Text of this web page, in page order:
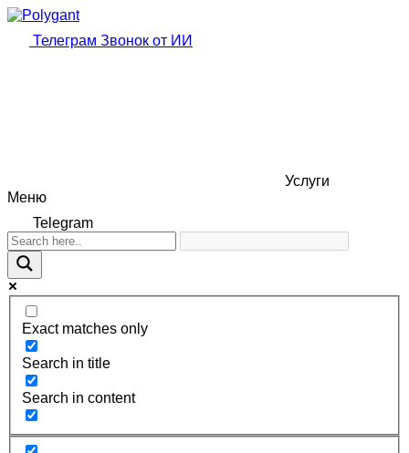
Телеграм Звонок от ИИ
Услуги
Меню
Telegram
Exact matches only
Search in title
Search in content